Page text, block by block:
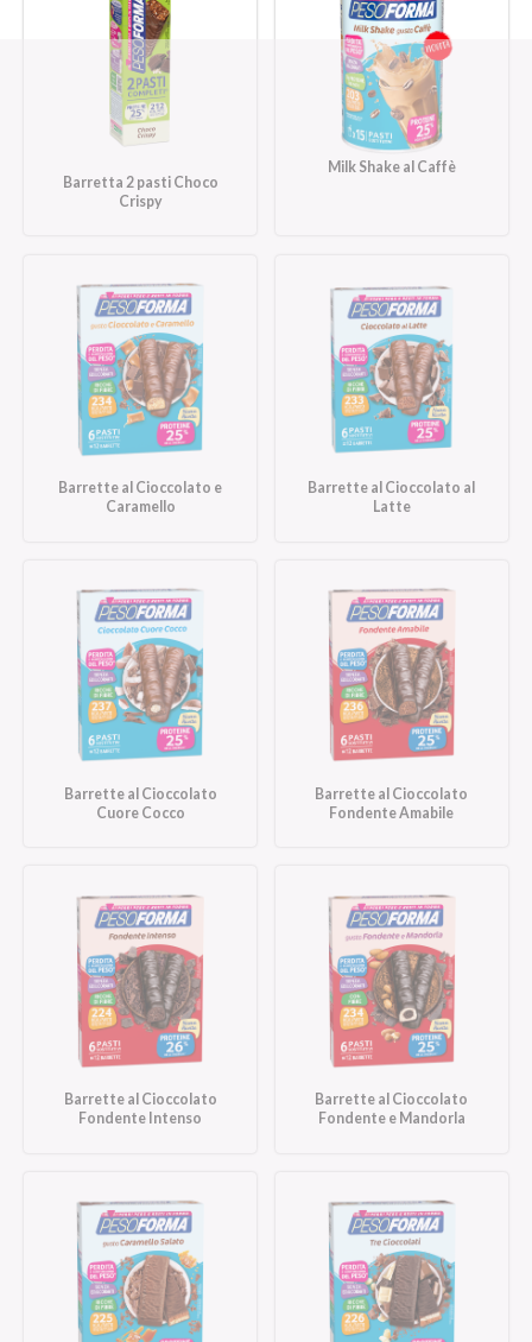
Barretta 2 pasti Choco
Crispy
Milk Shake al Caffè
Barrette al Cioccolato e
Caramello
Barrette al Cioccolato al
Latte
Barrette al Cioccolato
Cuore Cocco
Barrette al Cioccolato
Fondente Amabile
Barrette al Cioccolato
Fondente Intenso
Barrette al Cioccolato
Fondente e Mandorla